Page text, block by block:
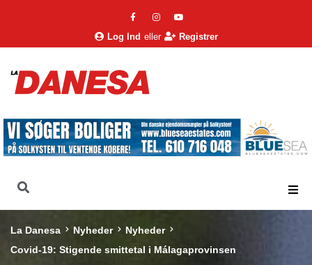
Log Ind eller Registrer
La Danesa Nyheder
Nyheder
Covid-19: Stigende smittetal i Málagaprovinsen